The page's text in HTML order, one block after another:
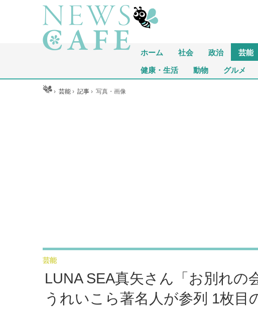
ホーム 社会 政治 芸能
健康・生活 動物 グルメ
ホーム ›芸能 ›記事 ›写真・画像
LUNA SEA真矢さん「お別れの
うれいこら著名人が参列 1枚目
芸能